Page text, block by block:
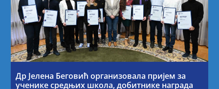
Др Јелена Беговић организовала пријем за
ученике средњих школа, добитнике награда